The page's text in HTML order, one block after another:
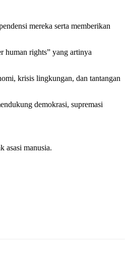
mereka serta memberikan
human rights” yang artinya
krisis lingkungan, dan tantangan
demokrasi, supremasi
asasi manusia.